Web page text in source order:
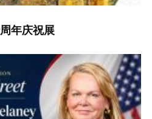
年庆祝展